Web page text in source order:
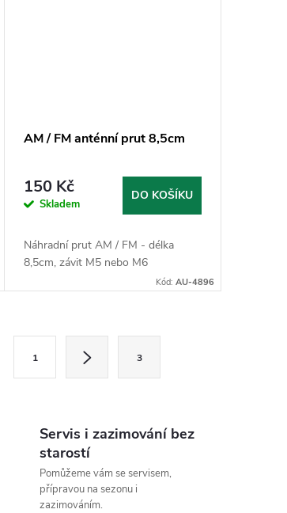
AM / FM anténní prut 8,5cm
150 Kč
Skladem
DO KOŠÍKU
Náhradní prut AM / FM - délka
8,5cm, závit M5 nebo M6
Kód: AU-4896
1 3
Servis i zazimování bez
starostí
Pomůžeme vám se servisem,
přípravou na sezonu i
zazimováním.